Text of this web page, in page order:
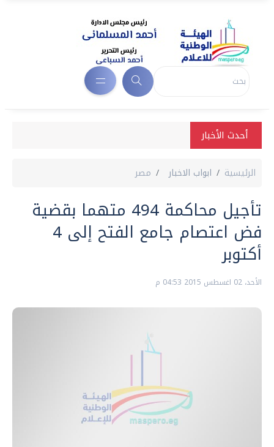
أحدث الأخبار
الرئيسية ابواب الاخبار مصر
تأجيل محاكمة 494 متهما بقضية
فض اعتصام جامع الفتح إلى 4
أكتوبر
الأحد، 02 اغسطس 2015 04:53 م